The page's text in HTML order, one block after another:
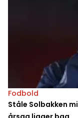
Fodbold
Ståle Solbakken